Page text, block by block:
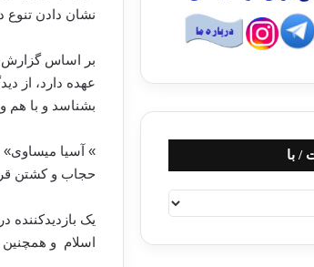
نشان دادن تنوع
بر اساس گزارش
عهده دارد، از
بشناسد و با هم
» آسیا میساوی»
حجاب و کشتن
یک
اسلام و
/ با